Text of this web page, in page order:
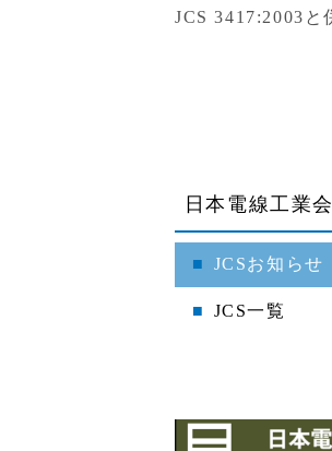
JCS 3417:2003と
日本電線工業
JCSお知らせ
JCS一覧